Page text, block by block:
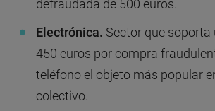
defraudada de 500 euros.
Electrónica. Sector que soporta
450 euros por compra
teléfono el objeto más popular
colectivo.